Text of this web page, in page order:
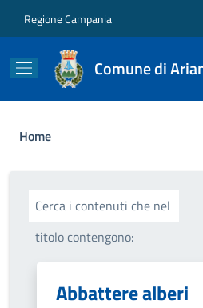
Regione Campania
Comune di
Briciole di pane
Home
Cerca i contenuti che nel
titolo contengono:
Abbattere alberi